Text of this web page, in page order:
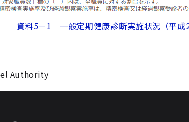
資料5－1 一般定期健康診断実施状況（平成
Authority